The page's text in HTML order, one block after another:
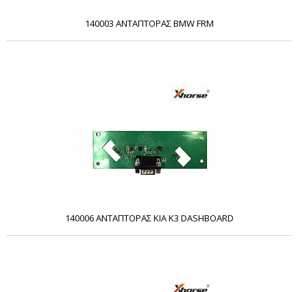
140003 ΑΝΤΑΠΤΟΡΑΣ BMW FRM
140006 ΑΝΤΑΠΤΟΡΑΣ KIA K3 DASHBOARD